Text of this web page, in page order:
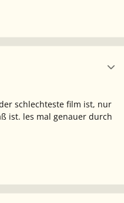
schlechteste film ist, nur
ist. les mal genauer durch